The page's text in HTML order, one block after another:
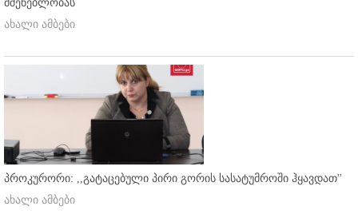
მშენებლობას
ახალი ამბები
პროკურორი: ,,გატაცებული პირი გორის სასატუმროში ჰყავდათ''
ახალი ამბები